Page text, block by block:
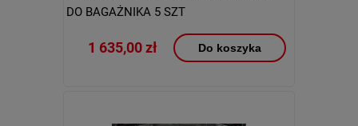
DO BAGAŻNIKA 5 SZT
1 635,00 zł Do koszyka